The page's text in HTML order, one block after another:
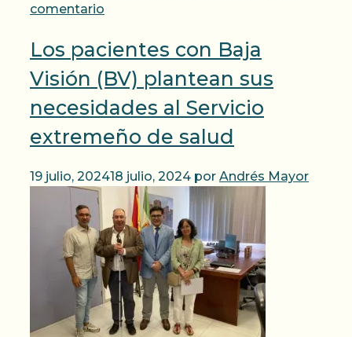
comentario
Los pacientes con Baja
Visión (BV) plantean sus
necesidades al Servicio
extremeño de salud
19 julio, 202418 julio, 2024 por Andrés Mayor